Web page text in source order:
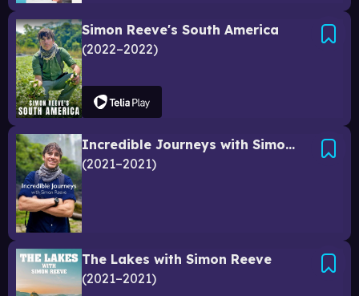
Simon Reeve's South America
2022–2022
Incredible Journeys with Simon Reeve
2021–2021
The Lakes with Simon Reeve
2021–2021